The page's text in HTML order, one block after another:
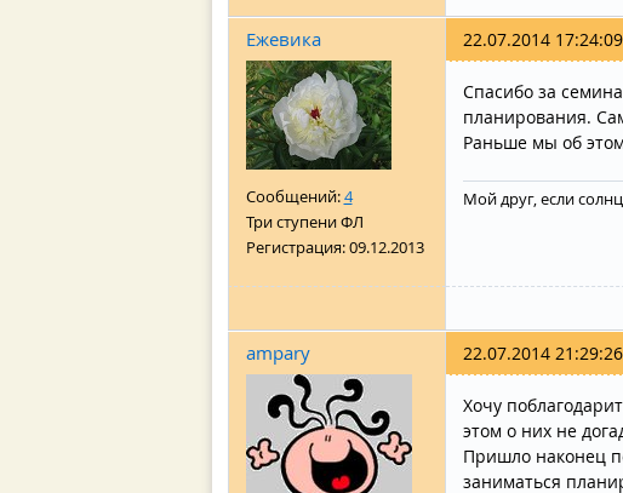
Ежевика
Сообщений:4
Три ступени ФЛ
Регистрация:09.12.2013
22.07.2014 17:24:09
Спасибо за
планирования.
Раньше мы об
Мой друг, если
ampary 22.07.2014 21:29:26
Хочу
этом о них не
Пришло наконец
заниматься